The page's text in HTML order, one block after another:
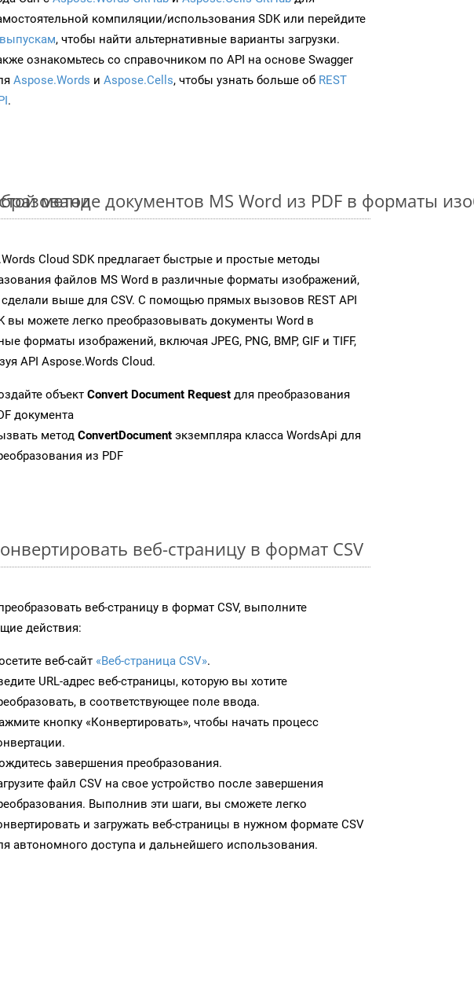
компиляции/использования SDK или перейдите
выпускам, чтобы найти альтернативные варианты загрузки.
ознакомьтесь со справочником по API на основе Swagger
Aspose.Words и Aspose.Cells, чтобы узнать больше об REST
.
метод документов MS Word из PDF в форматы
Cloud SDK предлагает быстрые и простые методы
файлов MS Word в различные форматы изображений,
выше для CSV. С помощью прямых вызовов REST API
вы можете легко преобразовывать документы Word в
форматы изображений, включая JPEG, PNG, BMP, GIF и TIFF,
API Aspose.Words Cloud.
объект Convert Document Request для преобразования
документа
метод ConvertDocument экземпляра класса WordsApi для
из PDF
веб-страницу в формат CSV
веб-страницу в формат CSV, выполните
действия:
веб-сайт «Веб-страница CSV».
URL-адрес веб-страницы, которую вы хотите
в соответствующее поле ввода.
кнопку «Конвертировать», чтобы начать процесс
завершения преобразования.
файл CSV на свое устройство после завершения
Выполнив эти шаги, вы сможете легко
и загружать веб-страницы в нужном формате CSV
автономного доступа и дальнейшего использования.